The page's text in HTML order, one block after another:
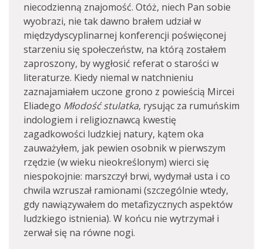
niecodzienną znajomość. Otóż, niech Pan sobie
wyobrazi, nie tak dawno brałem udział w
międzydyscyplinarnej konferencji poświęconej
starzeniu się społeczeństw, na którą zostałem
zaproszony, by wygłosić referat o starości w
literaturze. Kiedy niemal w natchnieniu
zaznajamiałem uczone grono z powieścią Mircei
Eliadego Młodość stulatka, rysując za rumuńskim
indologiem i religioznawcą kwestię
zagadkowości ludzkiej natury, kątem oka
zauważyłem, jak pewien osobnik w pierwszym
rzędzie (w wieku nieokreślonym) wierci się
niespokojnie: marszczył brwi, wydymał usta i co
chwila wzruszał ramionami (szczególnie wtedy,
gdy nawiązywałem do metafizycznych aspektów
ludzkiego istnienia). W końcu nie wytrzymał i
zerwał się na równe nogi.